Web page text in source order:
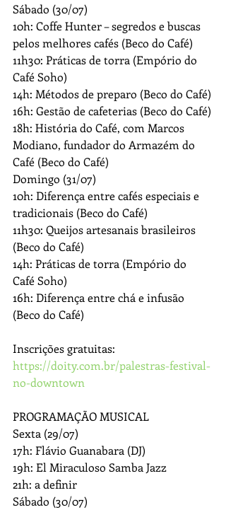
Sábado (30/07)
10h: Coffe Hunter – segredos e buscas
pelos melhores cafés (Beco do Café)
11h30: Práticas de torra (Empório do
Café Soho)
14h: Métodos de preparo (Beco do Café)
16h: Gestão de cafeterias (Beco do Café)
18h: História do Café, com Marcos
Modiano, fundador do Armazém do
Café (Beco do Café)
Domingo (31/07)
10h: Diferença entre cafés especiais e
tradicionais (Beco do Café)
11h30: Queijos artesanais brasileiros
(Beco do Café)
14h: Práticas de torra (Empório do
Café Soho)
16h: Diferença entre chá e infusão
(Beco do Café)
Inscrições gratuitas:
https://doity.com.br/palestras-festival-
no-downtown
PROGRAMAÇÃO MUSICAL
Sexta (29/07)
17h: Flávio Guanabara (DJ)
19h: El Miraculoso Samba Jazz
21h: a definir
Sábado (30/07)